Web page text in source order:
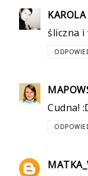
śliczna i
Cudna!